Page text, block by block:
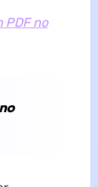
PDF no